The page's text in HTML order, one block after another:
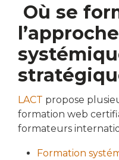
Où se
l’approche
LACT propose
formation web
formateurs
Formation